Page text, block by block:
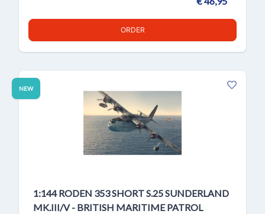
ORDER
NEW
1:144 RODEN 353 SHORT S.25 SUNDERLAND
MK.III/V - BRITISH MARITIME PATROL